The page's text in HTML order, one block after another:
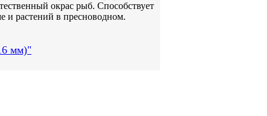
окрас рыб. Способствует
и растений в пресноводном.
мм)"